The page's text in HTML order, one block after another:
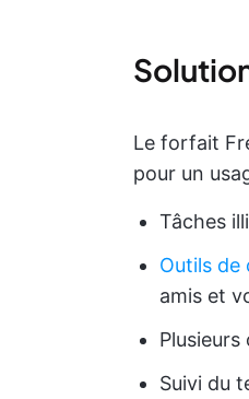
Le forfait
pour un
Tâches
Outils de
amis et
Suivi du